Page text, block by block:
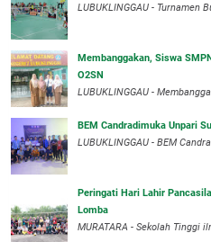
LUBUKLINGGAU - Turnamen
Membanggakan, Siswa
O2SN
LUBUKLINGGAU -
BEM Candradimuka Unpari
LUBUKLINGGAU - BEM
Peringati Hari Lahir
Lomba
MURATARA - Sekolah Tinggi